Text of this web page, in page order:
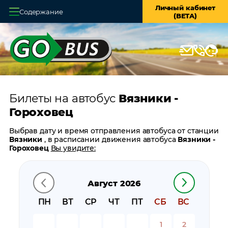
Содержание
Личный кабинет
(BETA)
Главная
О системе
Оплата и доставка
Возврат билетов
Заказ автобуса
Контакты
Билеты на автобус Вязники -
Гороховец
Август 2026
ПН
ВТ СР ЧТ ПТ СБ ВС
1 2
Выбрав дату и время отправления автобуса от станции
Вязники , в расписании движения автобусаВязники -
Гороховец Вы увидите:
время прибытия
время в пути
цену билета